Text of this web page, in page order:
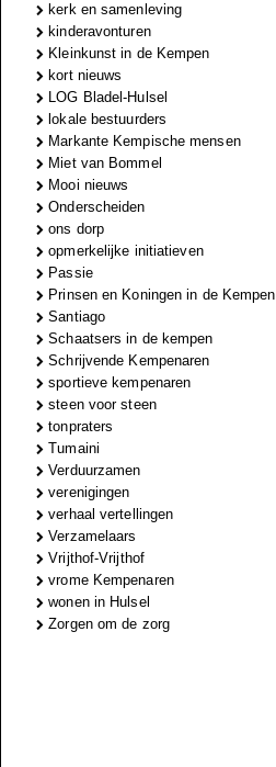
kerk en samenleving
kinderavonturen
Kleinkunst in de Kempen
kort nieuws
LOG Bladel-Hulsel
lokale bestuurders
Markante Kempische mensen
Miet van Bommel
Mooi nieuws
Onderscheiden
ons dorp
opmerkelijke initiatieven
Passie
Prinsen en Koningen in de Kempen
Santiago
Schaatsers in de kempen
Schrijvende Kempenaren
sportieve kempenaren
steen voor steen
tonpraters
Tumaini
Verduurzamen
verenigingen
verhaal vertellingen
Verzamelaars
Vrijthof-Vrijthof
vrome Kempenaren
wonen in Hulsel
Zorgen om de zorg